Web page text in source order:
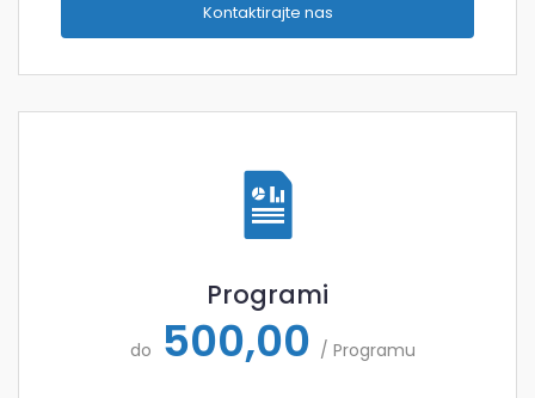
Kontaktirajte nas
Programi
do 500,00 / Programu